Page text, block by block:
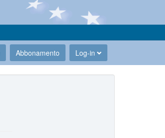
Abbonamento Log-in